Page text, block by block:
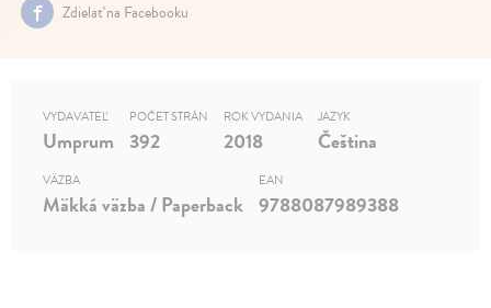
Zdielať na Facebooku
VYDAVATEĽ
Umprum
POČET STRÁN
392
ROK VYDANIA
2018
JAZYK
Čeština
VÄZBA
Mäkká väzba / Paperback
EAN
9788087989388